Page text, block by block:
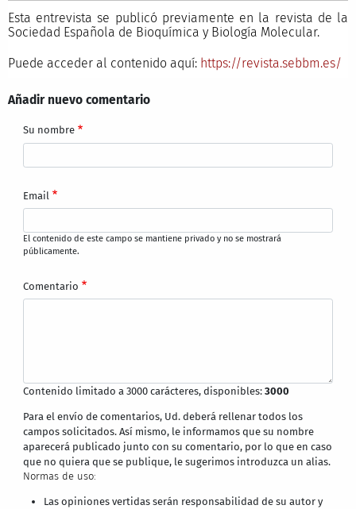
Esta entrevista se publicó previamente en la revista de la
Sociedad Española de Bioquímica y Biología Molecular.
Puede acceder al contenido aquí: https://revista.sebbm.es/
Añadir nuevo comentario
Su nombre
Email
El contenido de este campo se mantiene privado y no se mostrará
públicamente.
Comentario
Contenido limitado a 3000 carácteres, disponibles:3000
Para el envío de comentarios, Ud. deberá rellenar todos los
campos solicitados. Así mismo, le informamos que su nombre
aparecerá publicado junto con su comentario, por lo que en caso
que no quiera que se publique, le sugerimos introduzca un alias.
Normas de uso:
Las opiniones vertidas serán responsabilidad de su autor y